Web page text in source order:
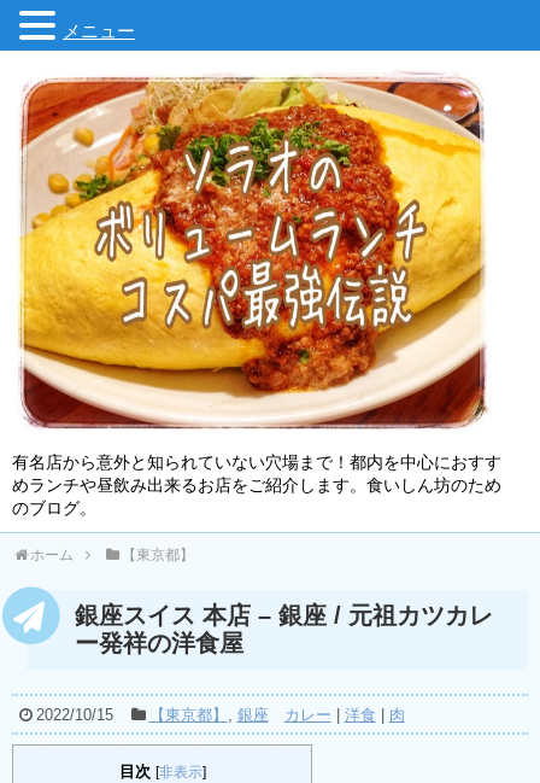
有名店から意外と知られていない穴場まで！都内を中心におすす
めランチや昼飲み出来るお店をご紹介します。食いしん坊のため
のブログ。
ホーム 【東京都】
銀座スイス 本店 – 銀座 / 元祖カツカレ
ー発祥の洋食屋
2022/10/15 【東京都】 , 銀座 カレー 洋食 肉
目次 [非表示]
メニュー